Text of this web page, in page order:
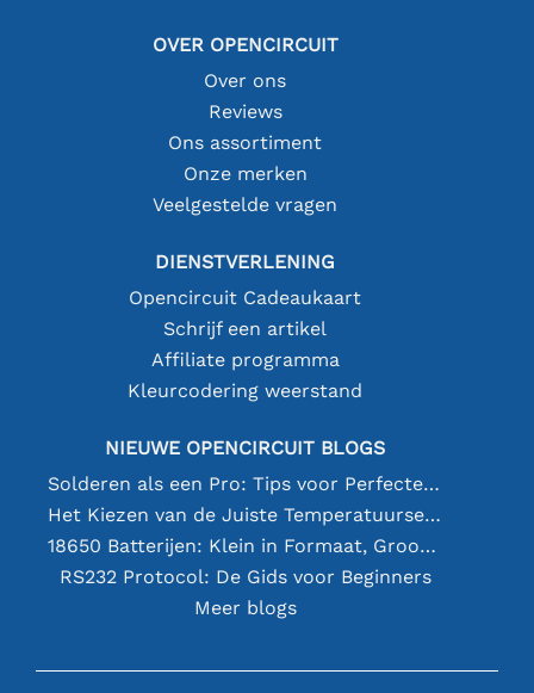
OVER OPENCIRCUIT
Over ons
Reviews
Ons assortiment
Onze merken
Veelgestelde vragen
DIENSTVERLENING
Opencircuit Cadeaukaart
Schrijf een artikel
Affiliate programma
Kleurcodering weerstand
NIEUWE OPENCIRCUIT BLOGS
Solderen als een Pro: Tips voor Perfecte Elektronische Verbindingen
Het Kiezen van de Juiste Temperatuursensor [youtube]
18650 Batterijen: Klein in Formaat, Groot in Prestatie
RS232 Protocol: De Gids voor Beginners
Meer blogs